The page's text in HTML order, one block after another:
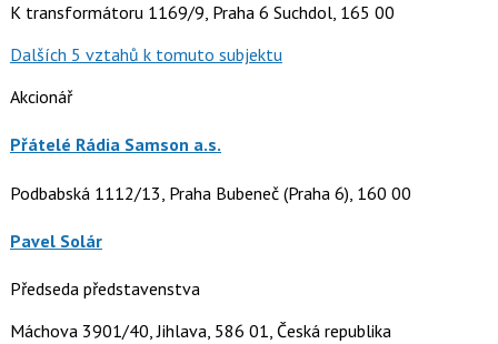
K transformátoru 1169/9, Praha 6 Suchdol, 165 00
Dalších 5 vztahů k tomuto subjektu
Akcionář
Přátelé Rádia Samson a.s.
Podbabská 1112/13, Praha Bubeneč (Praha 6), 160 00
Pavel Solár
Předseda představenstva
Máchova 3901/40, Jihlava, 586 01, Česká republika